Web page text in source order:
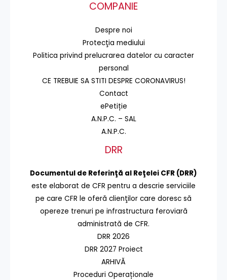
COMPANIE
Despre noi
Protecţia mediului
Politica privind prelucrarea datelor cu caracter
personal
CE TREBUIE SA STITI DESPRE CORONAVIRUS!
Contact
ePetiție
A.N.P.C. – SAL
A.N.P.C.
DRR
Documentul de Referinţă al Reţelei CFR (DRR)
este elaborat de CFR pentru a descrie serviciile
pe care CFR le oferă clienţilor care doresc să
opereze trenuri pe infrastructura feroviară
administrată de CFR.
DRR 2026
DRR 2027 Proiect
ARHIVĂ
Proceduri Operaționale